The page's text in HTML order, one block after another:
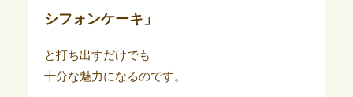
シフォンケーキ」
と打ち出すだけでも
十分な魅力になるのです。